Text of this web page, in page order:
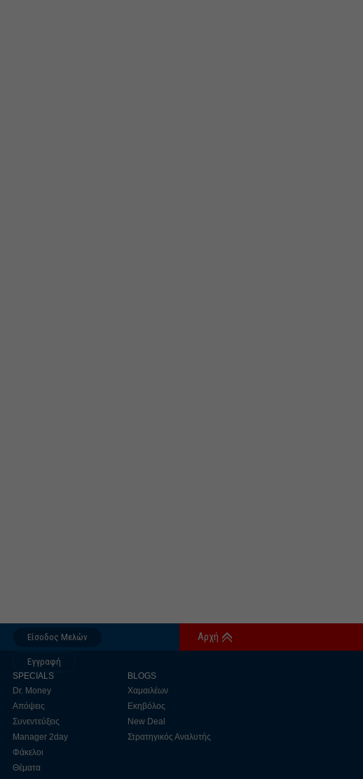
Είσοδος Μελών
Εγγραφή
Αρχή
SPECIALS
Dr. Money
Απόψεις
Συνεντεύξεις
Manager 2day
Φάκελοι
Θέματα
BLOGS
Χαμαιλέων
Εκηβόλος
New Deal
Στρατηγικός Αναλυτής